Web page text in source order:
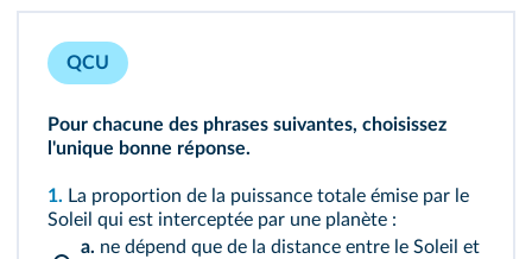
QCU
Pour chacune des phrases suivantes, choisissez
l'unique bonne réponse.
1. La proportion de la puissance totale émise par le
Soleil qui est interceptée par une planète :
a. ne dépend que de la distance entre le Soleil et